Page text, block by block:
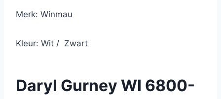
Merk: Winmau
Kleur: Wit / Zwart
Daryl Gurney WI 6800-